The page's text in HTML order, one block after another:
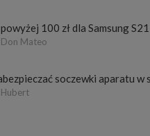
100 zł dla Samsung
Mateo
soczewki aparatu w